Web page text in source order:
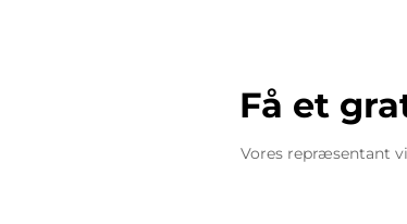
Få et
Vores repræsentant